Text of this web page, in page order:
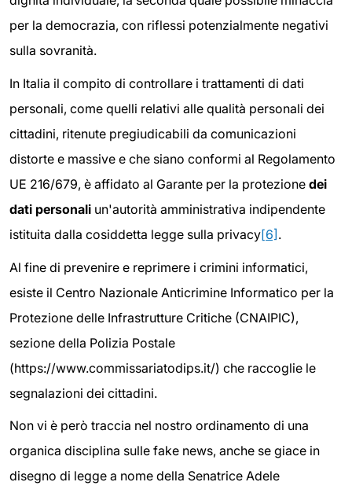
per la democrazia, con riflessi potenzialmente negativi
sulla sovranità.
In Italia il compito di controllare i trattamenti di dati
personali, come quelli relativi alle qualità personali dei
cittadini, ritenute pregiudicabili da comunicazioni
distorte e massive e che siano conformi al Regolamento
UE 216/679, è affidato al Garante per la protezione dei
dati personali un'autorità amministrativa indipendente
istituita dalla cosiddetta legge sulla privacy[6].
Al fine di prevenire e reprimere i crimini informatici,
esiste il Centro Nazionale Anticrimine Informatico per la
Protezione delle Infrastrutture Critiche (CNAIPIC),
sezione della Polizia Postale
(https://www.commissariatodips.it/) che raccoglie le
segnalazioni dei cittadini.
Non vi è però traccia nel nostro ordinamento di una
organica disciplina sulle fake news, anche se giace in
disegno di legge a nome della Senatrice Adele